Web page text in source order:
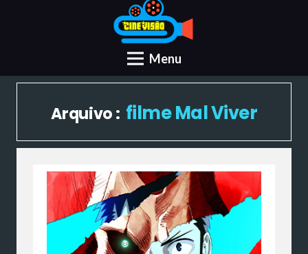
Menu
Arquivo : filme Mal Viver